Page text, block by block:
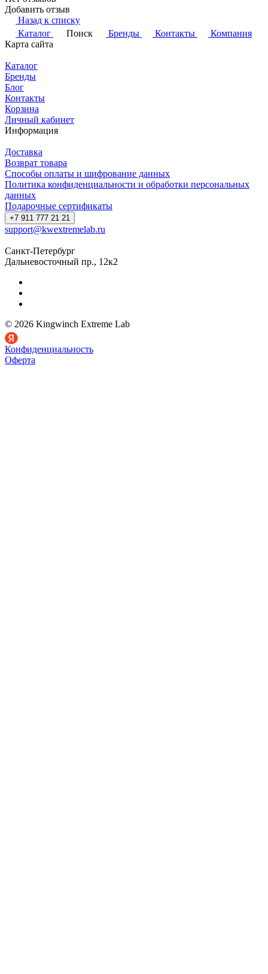
Добавить отзыв
Назад к списку
Каталог
Поиск Бренды Контакты
Компания
Карта сайта
Каталог
Бренды
Блог
Контакты
Корзина
Личный кабинет
Информация
Доставка
Возврат товара
Способы оплаты и шифрование данных
Политика конфиденциальности и обработки персональных
данных
Подарочные сертификаты
+7 911 777 21 21
support@kwextremelab.ru
Санкт-Петербург
Дальневосточный пр., 12к2
© 2026 Kingwinch Extreme Lab
Конфиденциальность
Оферта